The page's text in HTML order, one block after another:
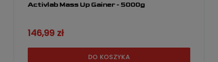
Activlab Mass Up Gainer - 5000g
146,99 zł
DO KOSZYKA